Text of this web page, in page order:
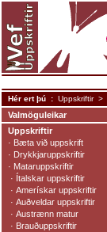
Valmöguleikar
Uppskriftir
· Bæta við uppskrift
· Drykkjaruppskriftir
· Mataruppskriftir
· Ítalskar uppskriftir
· Amerískar uppskriftir
· Auðveldar uppskriftir
· Austrænn matur
· Brauðuppskriftir
Hér ert þú : Uppskriftir >